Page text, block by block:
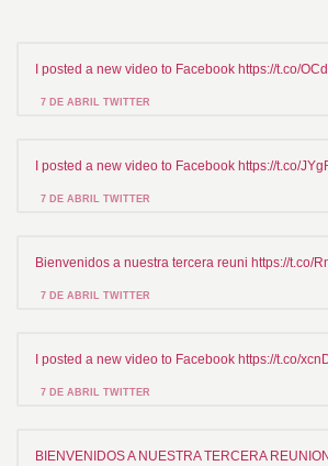
I posted a new video to Facebook https://t.co/
7 DE ABRIL TWITTER
I posted a new video to Facebook https://t.co/
7 DE ABRIL TWITTER
Bienvenidos a nuestra tercera reuni https://t.co/
7 DE ABRIL TWITTER
I posted a new video to Facebook https://t.co/
7 DE ABRIL TWITTER
BIENVENIDOS A NUESTRA TERCERA REUNION